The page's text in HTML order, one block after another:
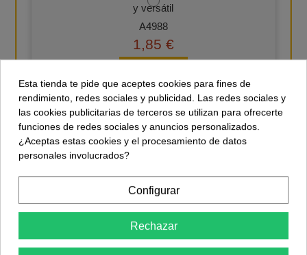
A4988
1,85 €
DRV8825
2,49 €
LV8729
4,99 €
Esta tienda te pide que aceptes cookies para fines de
rendimiento, redes sociales y publicidad. Las redes sociales y
las cookies publicitarias de terceros se utilizan para ofrecerte
funciones de redes sociales y anuncios personalizados.
¿Aceptas estas cookies y el procesamiento de datos
personales involucrados?
Configurar
Rechazar